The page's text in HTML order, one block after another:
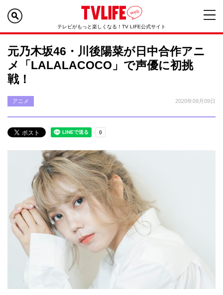
テレビがもっと楽しくなる！TV LIFE公式サイト
元乃木坂46・川後陽菜が日中合作アニ
メ「LALALACOCO」で声優に初挑
戦！
アニメ 2020年09月09日